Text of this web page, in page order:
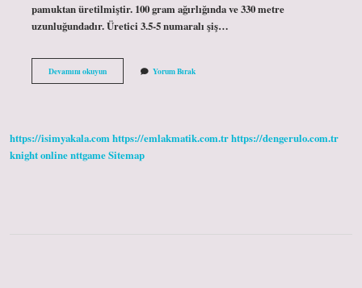
pamuktan üretilmiştir. 100 gram ağırlığında ve 330 metre
uzunluğundadır. Üretici 3.5-5 numaralı şiş…
Devamını okuyunAlize
Cotton
Örülür
Yorum Bırak
https://isimyakala.comhttps://emlakmatik.com.trhttps://dengerulo.com.tr
knight onlinenttgameSitemap